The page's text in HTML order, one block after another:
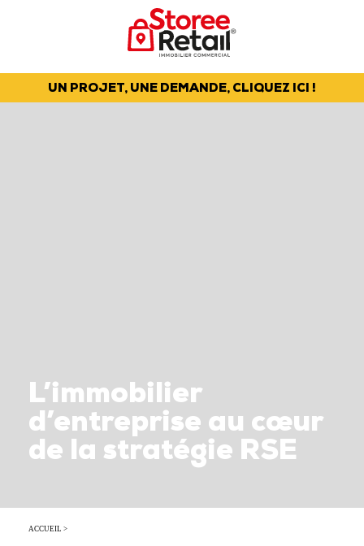
UN PROJET, UNE DEMANDE, CLIQUEZ ICI !
L’immobilier
d’entreprise au cœur
de la stratégie RSE
ACCUEIL >